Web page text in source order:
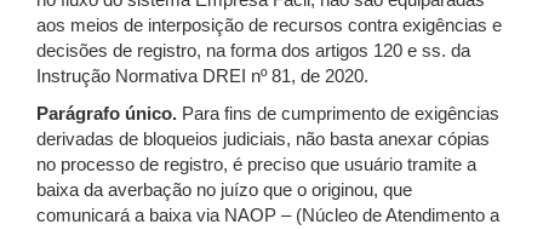
aos meios de interposição de recursos contra exigências e
decisões de registro, na forma dos artigos 120 e ss. da
Instrução Normativa DREI nº 81, de 2020.
Parágrafo único. Para fins de cumprimento de exigências
derivadas de bloqueios judiciais, não basta anexar cópias
no processo de registro, é preciso que usuário tramite a
baixa da averbação no juízo que o originou, que
comunicará a baixa via NAOP – (Núcleo de Atendimento a